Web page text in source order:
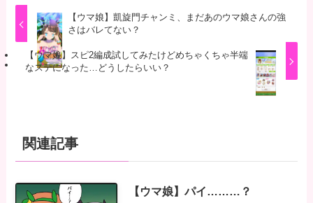
【ウマ娘】凱旋門チャンミ、まだあのウマ娘さんの強
さはバレてない？
【ウマ娘】スピ2編成試してみたけどめちゃくちゃ半端
なステになった…どうしたらいい？
関連記事
【ウマ娘】パイ………？